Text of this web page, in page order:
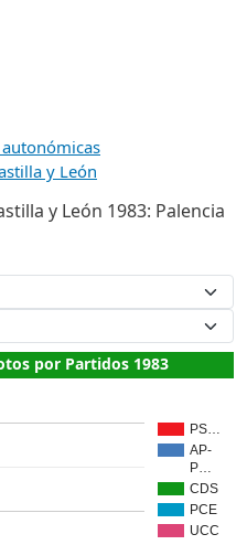
y León
y León 1983: Palencia
por Partidos 1983
PS…
AP-
P…
CDS
PCE
UCC